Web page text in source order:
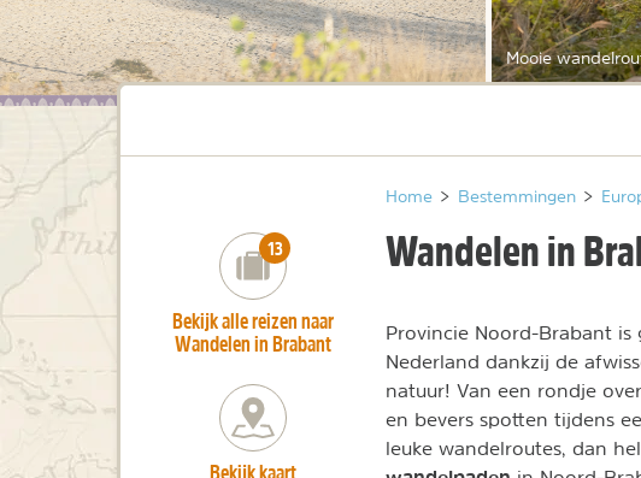
Mooie
Home > Bestemmingen >
Wandelen in
Provincie Noord-Brabant
Nederland dankzij de
natuur! Van een rondje
en bevers spotten tijdens
leuke wandelroutes, dan
number_of_trips:
13
Bekijk alle reizen naar
Wandelen in Brabant